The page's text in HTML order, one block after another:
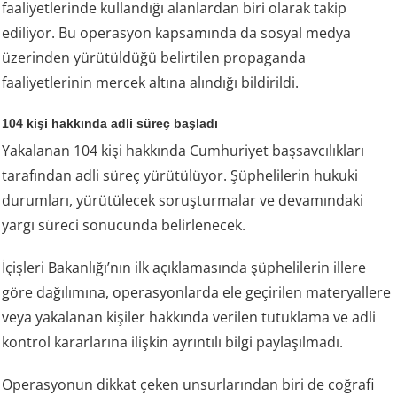
faaliyetlerinde kullandığı alanlardan biri olarak takip
ediliyor. Bu operasyon kapsamında da sosyal medya
üzerinden yürütüldüğü belirtilen propaganda
faaliyetlerinin mercek altına alındığı bildirildi.
104 kişi hakkında adli süreç başladı
Yakalanan 104 kişi hakkında Cumhuriyet başsavcılıkları
tarafından adli süreç yürütülüyor. Şüphelilerin hukuki
durumları, yürütülecek soruşturmalar ve devamındaki
yargı süreci sonucunda belirlenecek.
İçişleri Bakanlığı’nın ilk açıklamasında şüphelilerin illere
göre dağılımına, operasyonlarda ele geçirilen materyallere
veya yakalanan kişiler hakkında verilen tutuklama ve adli
kontrol kararlarına ilişkin ayrıntılı bilgi paylaşılmadı.
Operasyonun dikkat çeken unsurlarından biri de coğrafi